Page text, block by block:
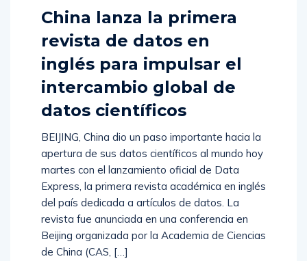
China lanza la primera
revista de datos en
inglés para impulsar el
intercambio global de
datos científicos
BEIJING, China dio un paso importante hacia la
apertura de sus datos científicos al mundo hoy
martes con el lanzamiento oficial de Data
Express, la primera revista académica en inglés
del país dedicada a artículos de datos. La
revista fue anunciada en una conferencia en
Beijing organizada por la Academia de Ciencias
de China (CAS, […]